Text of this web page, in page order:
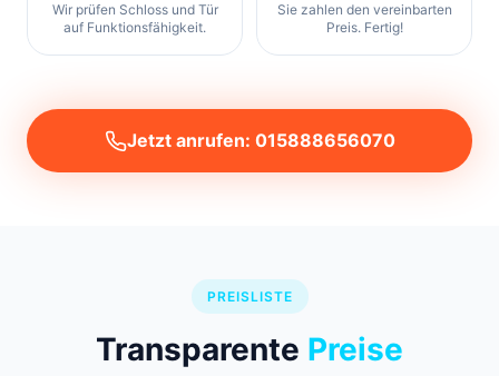
Wir prüfen Schloss und Tür
auf Funktionsfähigkeit.
Sie zahlen den vereinbarten
Preis. Fertig!
Jetzt anrufen: 015888656070
PREISLISTE
Transparente Preise